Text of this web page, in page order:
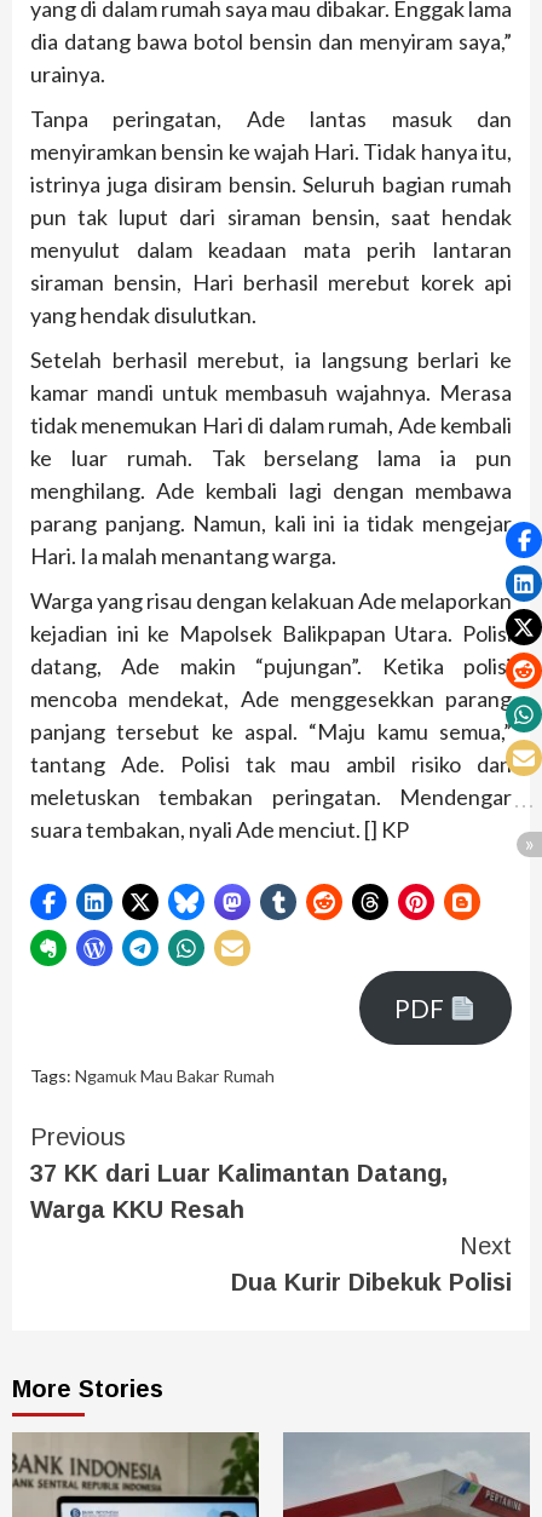
yang di dalam rumah saya mau dibakar. Enggak lama
dia datang bawa botol bensin dan menyiram saya,”
urainya.
Tanpa peringatan, Ade lantas masuk dan
menyiramkan bensin ke wajah Hari. Tidak hanya itu,
istrinya juga disiram bensin. Seluruh bagian rumah
pun tak luput dari siraman bensin, saat hendak
menyulut dalam keadaan mata perih lantaran
siraman bensin, Hari berhasil merebut korek api
yang hendak disulutkan.
Setelah berhasil merebut, ia langsung berlari ke
kamar mandi untuk membasuh wajahnya. Merasa
tidak menemukan Hari di dalam rumah, Ade kembali
ke luar rumah. Tak berselang lama ia pun
menghilang. Ade kembali lagi dengan membawa
parang panjang. Namun, kali ini ia tidak mengejar
Hari. Ia malah menantang warga.
Warga yang risau dengan kelakuan Ade melaporkan
kejadian ini ke Mapolsek Balikpapan Utara. Polisi
datang, Ade makin “pujungan”. Ketika polisi
mencoba mendekat, Ade menggesekkan parang
panjang tersebut ke aspal. “Maju kamu semua,”
tantang Ade. Polisi tak mau ambil risiko dan
meletuskan tembakan peringatan. Mendengar
suara tembakan, nyali Ade menciut. [] KP
PDF
Tags: Ngamuk Mau Bakar Rumah
Previous
37 KK dari Luar Kalimantan Datang,
Warga KKU Resah
Next
Dua Kurir Dibekuk Polisi
More Stories